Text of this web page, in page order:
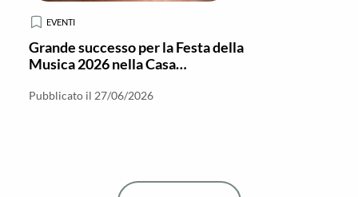
EVENTI
Grande successo per la Festa della
Musica 2026 nella Casa
Pubblicato il 27/06/2026